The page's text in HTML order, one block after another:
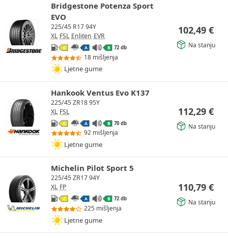
Bridgestone Potenza Sport
EVO
225/45 R17 94Y
XL FSL Enliten EVR
C A B 72 db
18 mišljenja
Ljetne gume
102,49 €
Na stanju
Hankook Ventus Evo K137
225/45 ZR18 95Y
XL FSL
C A B 70 db
92 mišljenja
Ljetne gume
112,29 €
Na stanju
Michelin Pilot Sport 5
225/45 ZR17 94Y
XL FP
C A B 72 db
225 mišljenja
Ljetne gume
110,79 €
Na stanju